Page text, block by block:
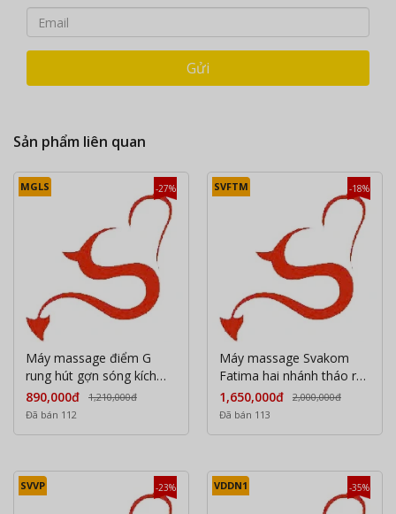
Gửi
Sản phẩm liên quan
-27%
MGLS
Máy massage điểm G
rung hút gợn sóng kích
thích
890,000đ
1,210,000đ
Đã bán 112
-18%
SVFTM
Máy massage Svakom
Fatima hai nhánh tháo rời
rung thụt hút sưởi ấm
1,650,000đ
2,000,000đ
Đã bán 113
-23%
SVVP -35%
VDDN1